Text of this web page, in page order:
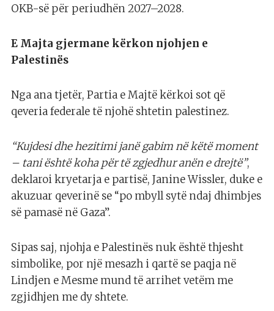
OKB-së për periudhën 2027–2028.
E Majta gjermane kërkon njohjen e
Palestinës
Nga ana tjetër, Partia e Majtë kërkoi sot që
qeveria federale të njohë shtetin palestinez.
“Kujdesi dhe hezitimi janë gabim në këtë moment
– tani është koha për të zgjedhur anën e drejtë”,
deklaroi kryetarja e partisë, Janine Wissler, duke e
akuzuar qeverinë se “po mbyll sytë ndaj dhimbjes
së pamasë në Gaza”.
Sipas saj, njohja e Palestinës nuk është thjesht
simbolike, por një mesazh i qartë se paqja në
Lindjen e Mesme mund të arrihet vetëm me
zgjidhjen me dy shtete.